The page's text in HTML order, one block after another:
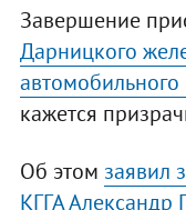
Завершение
Дарницкого
автомобильного
кажется
Об этом заявил
КГГА Александр